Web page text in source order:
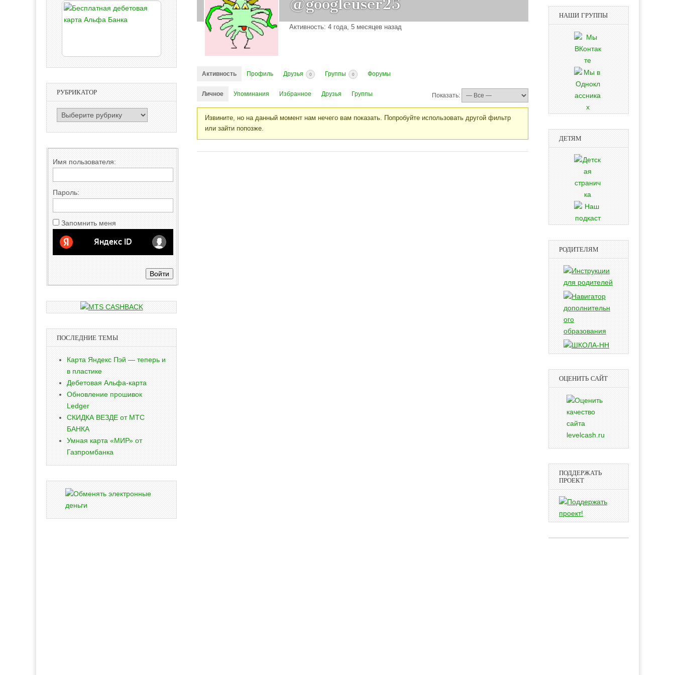
@googleuser25
Активность: 4 года, 5 месяцев назад
Активность Профиль Друзья 0 Группы 0 Форумы
Личное Упоминания Избранное Друзья Группы Показать:
Извините, но на данный момент нам нечего вам показать. Попробуйте использовать другой фильтр
или зайти попозже.
РУБРИКАТОР
РУБРИКАТОР
Имя пользователя:
Пароль:
Запомнить меня
Войти
ПОСЛЕДНИЕ ТЕМЫ
Карта Яндекс Пэй — теперь и
в пластике
Дебетовая Альфа-карта
Обновление прошивок
Ledger
СКИДКА ВЕЗДЕ от МТС
БАНКА
Умная карта «МИР» от
Газпромбанка
НАШИ ГРУППЫ
ДЕТЯМ
РОДИТЕЛЯМ
ОЦЕНИТЬ САЙТ
ПОДДЕРЖАТЬ
ПРОЕКТ